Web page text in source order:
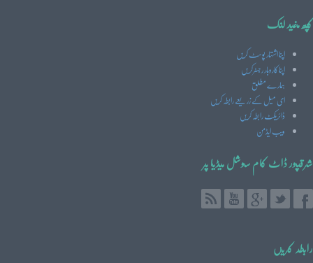
کچھ مفید لنک
اپنا اشتہار پوسٹ کریں
اپنا کاروبار رجسٹرکریں
ہمارے مطلق
ای میل کے زریعے رابطہ کریں
ڈائریکٹ رابطہ کریں
ویب ایڈمن
شرقپور ڈاٹ کام سوشل میڈیا پر
رابطہ کریں